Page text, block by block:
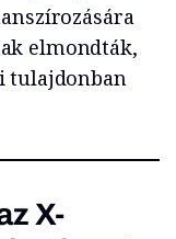
elmondták,
tulajdonban
X-